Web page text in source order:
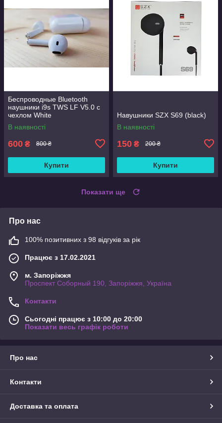
Беспроводные Bluetooth
наушники i9s TWS LF V5.0 с
чехлом White
В наявності
600 ₴ 800 ₴
Купити
Навушники SZX S69 (black)
В наявності
150 ₴ 200 ₴
Купити
Показати ще
Про нас
100% позитивних з 98 відгуків за рік
Працює з 17.02.2021
м. Запоріжжя
Проспект Соборный 190, Запоріжжя, Україна
Контакти
Сьогодні працює з 10:00 до 20:00
Показати весь графік роботи
Про нас
Контакти
Доставка та оплата